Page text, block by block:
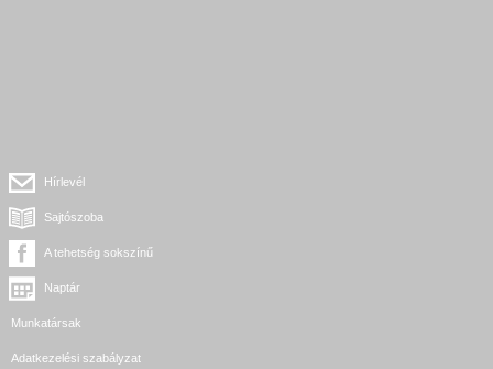
Hírlevél
Sajtószoba
A tehetség sokszínű
Naptár
Munkatársak
Adatkezelési szabályzat